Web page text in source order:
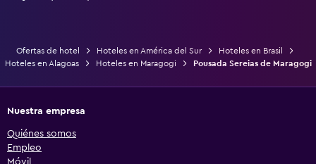
Ofertas de hotel Hoteles en América del Sur
Hoteles en Brasil
Hoteles en Alagoas
Hoteles en Maragogi Pousada Sereias de Maragogi
Nuestra empresa
Quiénes somos
Empleo
Móvil